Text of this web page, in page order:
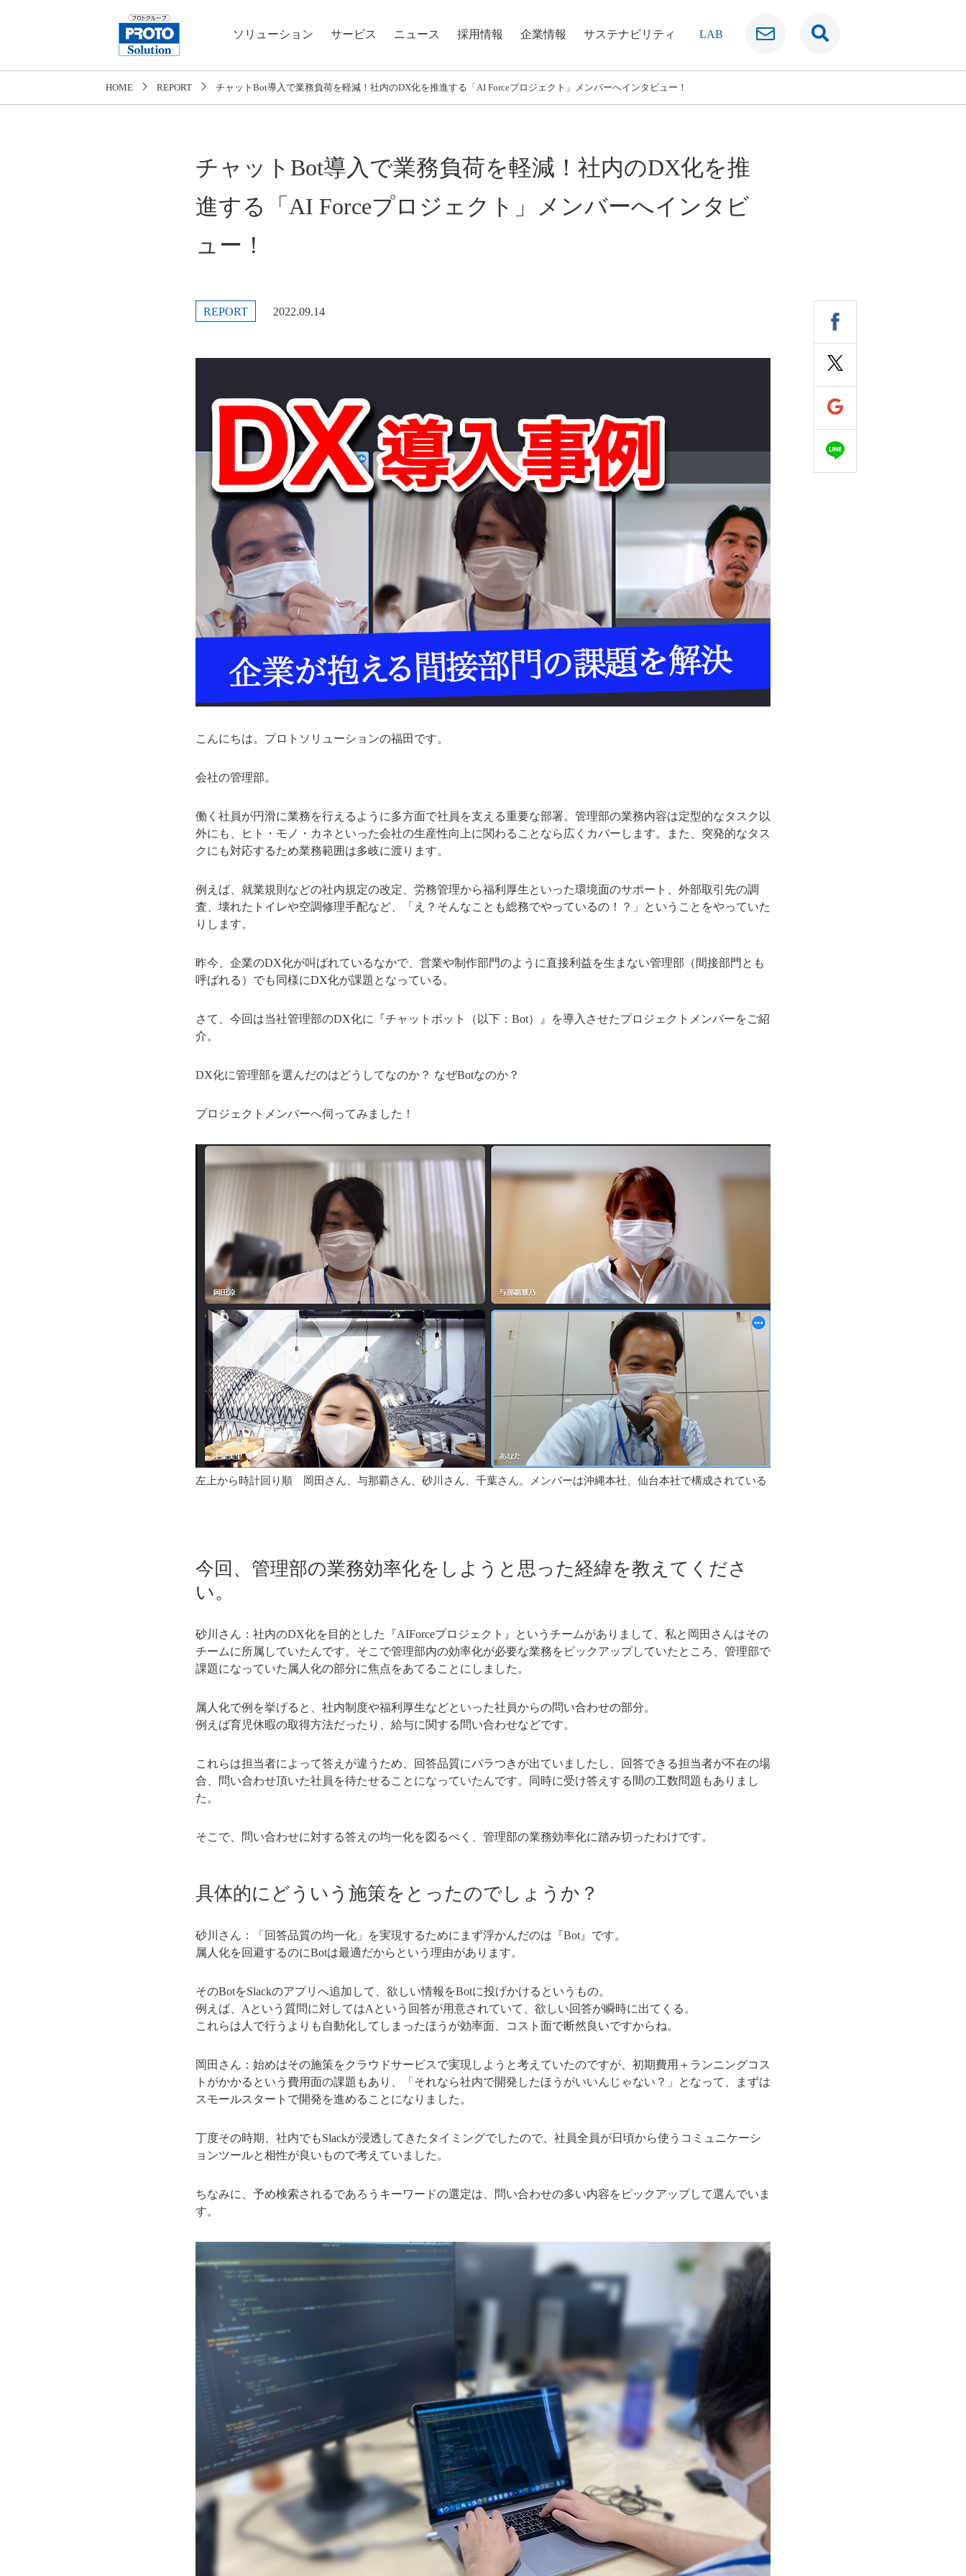
ソリューション サービス ニュース 採用情報 企業情報 サステナビリティ LAB
HOME REPORT チャットBot導入で業務負荷を軽減！社内のDX化を推進する「AI Forceプロジェクト」メンバーへインタビュー！
チャットBot導入で業務負荷を軽減！社内のDX化を推
進する「AI Forceプロジェクト」メンバーへインタビ
ュー！
REPORT 2022.09.14
こんにちは。プロトソリューションの福田です。
会社の管理部。
働く社員が円滑に業務を行えるように多方面で社員を支える重要な部署。管理部の業務内容は定型的なタスク以
外にも、ヒト・モノ・カネといった会社の生産性向上に関わることなら広くカバーします。また、突発的なタス
クにも対応するため業務範囲は多岐に渡ります。
例えば、就業規則などの社内規定の改定、労務管理から福利厚生といった環境面のサポート、外部取引先の調
査、壊れたトイレや空調修理手配など、「え？そんなことも総務でやっているの！？」ということをやっていた
りします。
昨今、企業のDX化が叫ばれているなかで、営業や制作部門のように直接利益を生まない管理部（間接部門とも
呼ばれる）でも同様にDX化が課題となっている。
さて、今回は当社管理部のDX化に『チャットボット（以下：Bot）』を導入させたプロジェクトメンバーをご紹
介。
DX化に管理部を選んだのはどうしてなのか？ なぜBotなのか？
プロジェクトメンバーへ伺ってみました！
左上から時計回り順 岡田さん、与那覇さん、砂川さん、千葉さん。メンバーは沖縄本社、仙台本社で構成されている
今回、管理部の業務効率化をしようと思った経緯を教えてくださ
い。
砂川さん：社内のDX化を目的とした『AIForceプロジェクト』というチームがありまして、私と岡田さんはその
チームに所属していたんです。そこで管理部内の効率化が必要な業務をピックアップしていたところ、管理部で
課題になっていた属人化の部分に焦点をあてることにしました。
属人化で例を挙げると、社内制度や福利厚生などといった社員からの問い合わせの部分。
例えば育児休暇の取得方法だったり、給与に関する問い合わせなどです。
これらは担当者によって答えが違うため、回答品質にバラつきが出ていましたし、回答できる担当者が不在の場
合、問い合わせ頂いた社員を待たせることになっていたんです。同時に受け答えする間の工数問題もありまし
た。
そこで、問い合わせに対する答えの均一化を図るべく、管理部の業務効率化に踏み切ったわけです。
具体的にどういう施策をとったのでしょうか？
砂川さん：「回答品質の均一化」を実現するためにまず浮かんだのは『Bot』です。
属人化を回避するのにBotは最適だからという理由があります。
そのBotをSlackのアプリへ追加して、欲しい情報をBotに投げかけるというもの。
例えば、Aという質問に対してはAという回答が用意されていて、欲しい回答が瞬時に出てくる。
これらは人で行うよりも自動化してしまったほうが効率面、コスト面で断然良いですからね。
岡田さん：始めはその施策をクラウドサービスで実現しようと考えていたのですが、初期費用＋ランニングコス
トがかかるという費用面の課題もあり、「それなら社内で開発したほうがいいんじゃない？」となって、まずは
スモールスタートで開発を進めることになりました。
丁度その時期、社内でもSlackが浸透してきたタイミングでしたので、社員全員が日頃から使うコミュニケーシ
ョンツールと相性が良いもので考えていました。
ちなみに、予め検索されるであろうキーワードの選定は、問い合わせの多い内容をピックアップして選んでいま
す。